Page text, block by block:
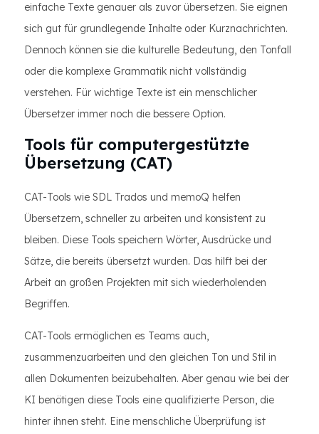
einfache Texte genauer als zuvor übersetzen. Sie eignen
sich gut für grundlegende Inhalte oder Kurznachrichten.
Dennoch können sie die kulturelle Bedeutung, den Tonfall
oder die komplexe Grammatik nicht vollständig
verstehen. Für wichtige Texte ist ein menschlicher
Übersetzer immer noch die bessere Option.
Tools für computergestützte
Übersetzung (CAT)
CAT-Tools wie SDL Trados und memoQ helfen
Übersetzern, schneller zu arbeiten und konsistent zu
bleiben. Diese Tools speichern Wörter, Ausdrücke und
Sätze, die bereits übersetzt wurden. Das hilft bei der
Arbeit an großen Projekten mit sich wiederholenden
Begriffen.
CAT-Tools ermöglichen es Teams auch,
zusammenzuarbeiten und den gleichen Ton und Stil in
allen Dokumenten beizubehalten. Aber genau wie bei der
KI benötigen diese Tools eine qualifizierte Person, die
hinter ihnen steht. Eine menschliche Überprüfung ist